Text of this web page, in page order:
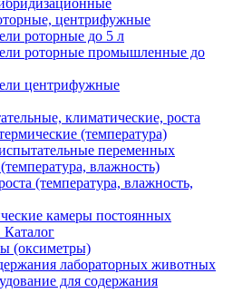
центрифужные
роторные до 5 л
роторные промышленные до
центрифужные
климатические, роста
(температура)
переменных
влажность)
(температура, влажность,
камеры постоянных
Каталог
(оксиметры)
лабораторных животных
для содержания